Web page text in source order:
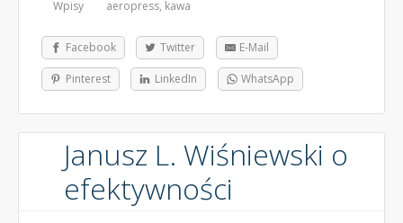
Wpisy
aeropress, kawa
Facebook Twitter E-Mail
Pinterest LinkedIn WhatsApp
Janusz L. Wiśniewski o
efektywności